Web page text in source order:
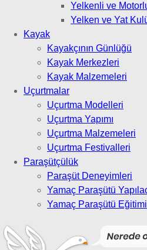
Yelkenli ve
Yelken ve Yat
Kayak
Kayakçının Günlüğü
Kayak Merkezleri
Kayak Malzemeleri
Uçurtmalar
Uçurtma Modelleri
Uçurtma Yapımı
Uçurtma Malzemeleri
Uçurtma Festivalleri
Paraşütçülük
Paraşüt Deneyimleri
Yamaç Paraşütü
Yamaç Paraşütü Eğitimi